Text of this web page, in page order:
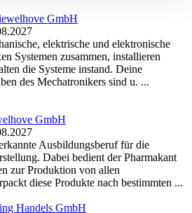
GmbH
elektrische und elektronische
Systemen zusammen, installieren
die Systeme instand. Deine
des Mechatronikers sind u. ...
GmbH
Ausbildungsberuf für die
Dabei bedient der Pharmakant
zur Produktion von allen
diese Produkte nach bestimmten ...